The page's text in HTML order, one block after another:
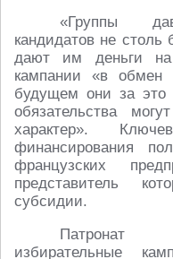
«Группы
кандидатов не столь
дают им деньги на
кампании «в
будущем они за это
обязательства
характер».
финансирования
французских
представитель
субсидии.
Патронат
избирательные